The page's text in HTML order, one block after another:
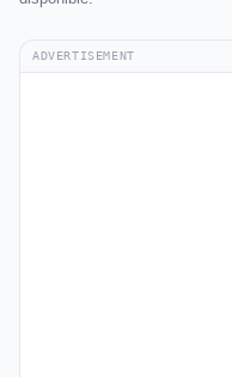
ADVERTISEMENT